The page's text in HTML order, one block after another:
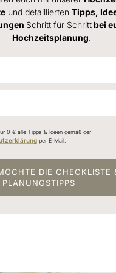
und detaillierten Tipps,
Schritt für Schrittbei
Hochzeitsplanung.
0 € alle Tipps & Ideen gemäß der
per E-Mail.
DIE CHECKLISTE
PLANUNGSTIPPS